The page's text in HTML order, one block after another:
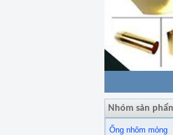
Nhóm sản
Ống nhôm mỏng